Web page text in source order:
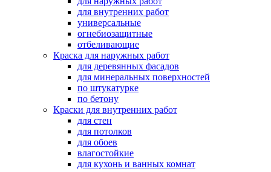
для внутренних работ
универсальные
огнебиозащитные
отбеливающие
Краска для наружных работ
для деревянных фасадов
для минеральных поверхностей
по штукатурке
по бетону
Краски для внутренних работ
для стен
для потолков
для обоев
влагостойкие
для кухонь и ванных комнат